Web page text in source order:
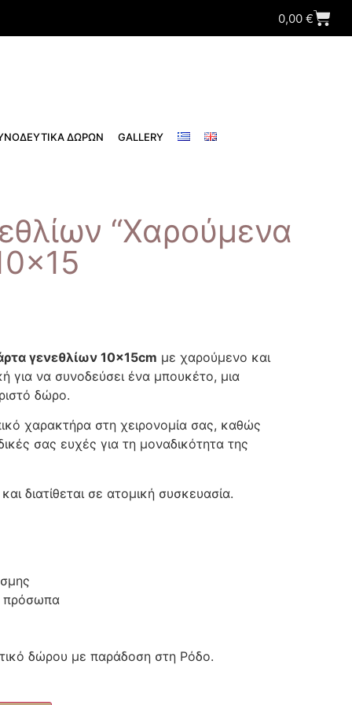
0,00 €
ΔΩΡΩΝ GALLERY
“Χαρούμενα
γενεθλίων 10×15cm με χαρούμενο και
για να συνοδεύσει ένα μπουκέτο, μια
δώρο.
χαρακτήρα στη χειρονομία σας, καθώς
σας ευχές για τη μοναδικότητα της
διατίθεται σε ατομική συσκευασία.
πρόσωπα
δώρου με παράδοση στη Ρόδο.